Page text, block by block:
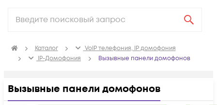
Каталог
VoIP телефония, IP домофония
IP-Домофония
Вызывные панели домофонов
Вызывные панели домофонов